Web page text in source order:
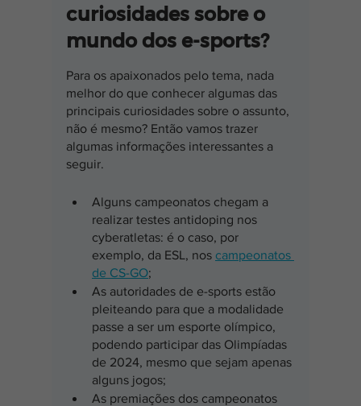
curiosidades sobre o
mundo dos e-sports?
Para os apaixonados pelo tema, nada
melhor do que conhecer algumas das
principais curiosidades sobre o assunto,
não é mesmo? Então vamos trazer
algumas informações interessantes a
seguir.
Alguns campeonatos chegam a
realizar testes antidoping nos
cyberatletas: é o caso, por
exemplo, da ESL, nos campeonatos
de CS-GO;
As autoridades de e-sports estão
pleiteando para que a modalidade
passe a ser um esporte olímpico,
podendo participar das Olimpíadas
de 2024, mesmo que sejam apenas
alguns jogos;
As premiações dos campeonatos